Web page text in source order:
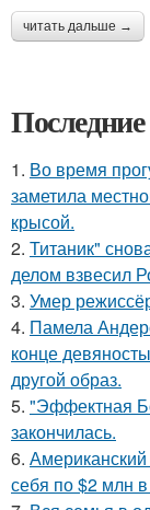
читать дальше →
1. Во время
заметила
крысой.
2. Титаник"
делом взвесил
3. Умер
4. Памела
конце
другой образ.
5. "Эффектная
закончилась.
6.
себя по $2 млн